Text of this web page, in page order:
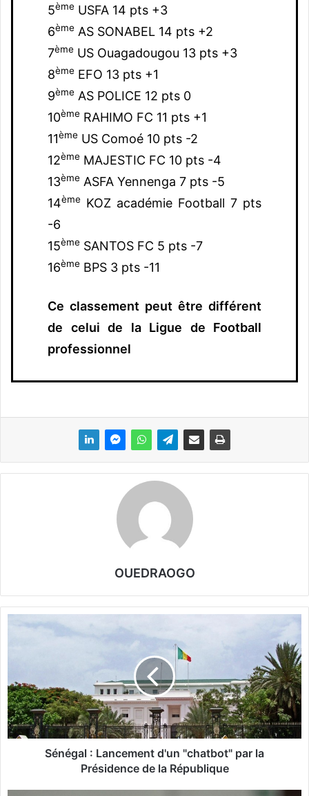
5ème USFA 14 pts +3
6ème AS SONABEL 14 pts +2
7ème US Ouagadougou 13 pts +3
8ème EFO 13 pts +1
9ème AS POLICE 12 pts 0
10ème RAHIMO FC 11 pts +1
11ème US Comoé 10 pts -2
12ème MAJESTIC FC 10 pts -4
13ème ASFA Yennenga 7 pts -5
14ème KOZ académie Football 7 pts
-6
15ème SANTOS FC 5 pts -7
16ème BPS 3 pts -11
Ce classement peut être différent
de celui de la Ligue de Football
professionnel
OUEDRAOGO
a
l
:
L
Sénégal : Lancement d'un "chatbot" par la
Présidence de la République